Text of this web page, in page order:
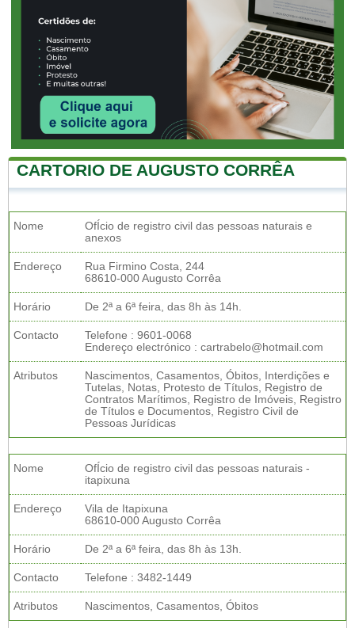
CARTORIO DE AUGUSTO CORRÊA
Nome
OfÍcio de registro civil das pessoas naturais e
anexos
Endereço
Rua Firmino Costa, 244
68610-000 Augusto Corrêa
Horário De 2ª a 6ª feira, das 8h às 14h.
Contacto
Telefone : 9601-0068
Endereço electrónico : cartrabelo@hotmail.com
Atributos
Nascimentos, Casamentos, Óbitos, Interdições e
Tutelas, Notas, Protesto de Títulos, Registro de
Contratos Marítimos, Registro de Imóveis, Registro
de Títulos e Documentos, Registro Civil de
Pessoas Jurídicas
Nome
OfÍcio de registro civil das pessoas naturais -
itapixuna
Endereço
Vila de Itapixuna
68610-000 Augusto Corrêa
Horário De 2ª a 6ª feira, das 8h às 13h.
Contacto Telefone : 3482-1449
Atributos Nascimentos, Casamentos, Óbitos